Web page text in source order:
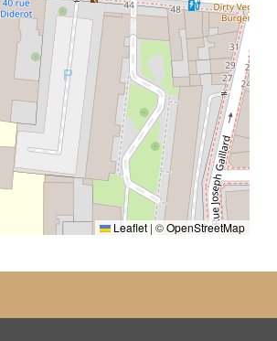
Leaflet | ©OpenStreetMap